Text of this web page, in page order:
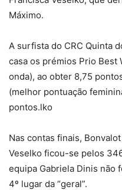
Máximo.
A surfista do CRC Quinta
casa os prémios Prio Best
onda), ao obter 8,75
(melhor pontuação
pontos.lko
Nas contas finais,
Veselko ficou-se pelos
equipa Gabriela Dinis não
4º lugar da “geral”.